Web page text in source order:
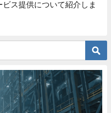
ス提供について紹介しま